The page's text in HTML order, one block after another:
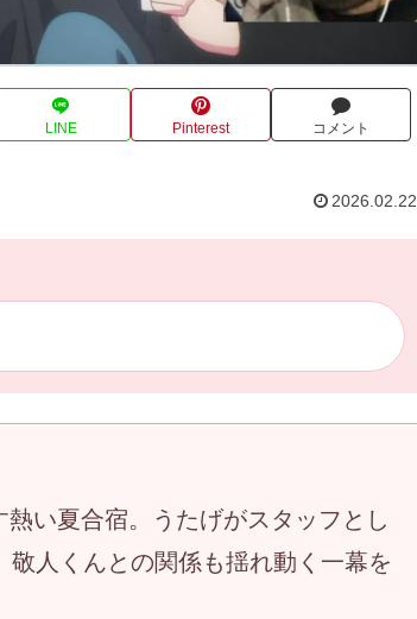
LINE Pinterest コメント
2026.02.22
い夏合宿。うたげがスタッフとし
人くんとの関係も揺れ動く一幕を